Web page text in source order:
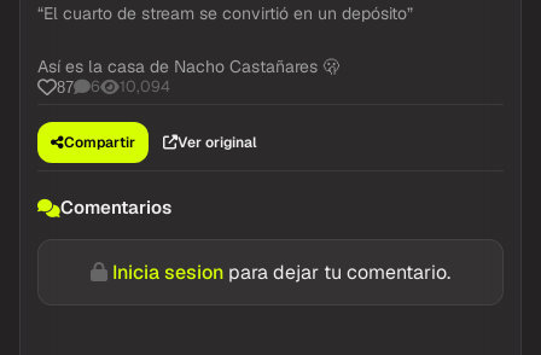
“El cuarto de stream se convirtió en un depósito”
Así es la casa de Nacho Castañares 🫢
87 6 10,094
Compartir Ver original
Comentarios
Inicia sesion para dejar tu comentario.